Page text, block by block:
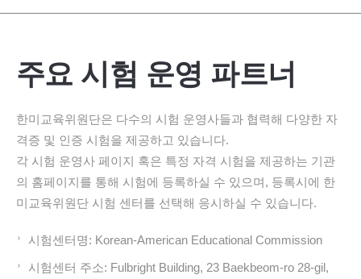
주요 시험 운영 파트너
한미교육위원단은 다수의 시험 운영사들과 협력해 다양한 자
격증 및 인증 시험을 제공하고 있습니다.
각 시험 운영사 페이지 혹은 특정 자격 시험을 제공하는 기관
의 홈페이지를 통해 시험에 등록하실 수 있으며, 등록시에 한
미교육위원단 시험 센터를 선택해 응시하실 수 있습니다.
시험센터명: Korean-American Educational Commission
시험센터 주소: Fulbright Building, 23 Baekbeom-ro 28-gil,